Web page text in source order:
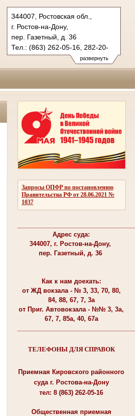
развернуть
344007, Ростовская обл.,
г. Ростов-на-Дону,
пер. Газетный, д. 36
Тел.: (863) 262-05-16, 282-20-
58 (ф.)
kirovsky.ros@sudrf.ru
Запросы ОПФР по постановлению
Правительства РФ от 28.06.2021 №
1037
Адрес суда:
344007, г. Ростов-на-Дону,
пер. Газетный, д. 36
Как к нам доехать:
от ЖД вокзала - № 3, 33, 70, 80,
84, 88, 67, 7, 3а
от Приг. Автовокзала - №№ 3, 3а,
67, 7, 85а, 40, 67а
ТЕЛЕФОНЫ ДЛЯ СПРАВОК
Приемная Кировского районного
суда г. Ростова-на-Дону
тел: 8 (863) 262-05-16
Общественная приемная